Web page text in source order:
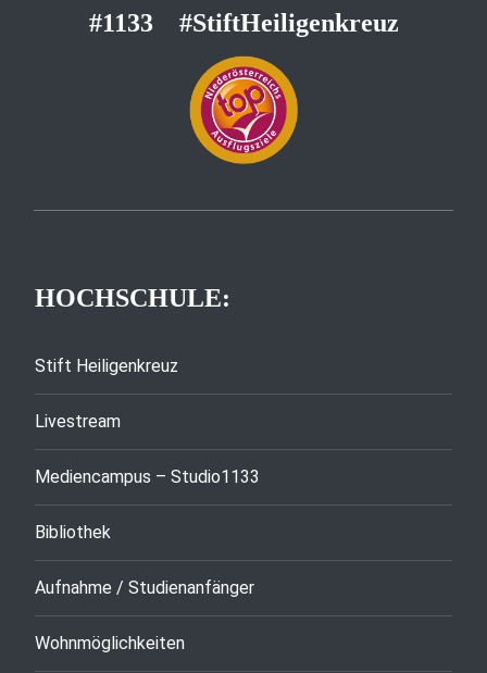
#1133 #StiftHeiligenkreuz
HOCHSCHULE:
Stift Heiligenkreuz
Livestream
Mediencampus – Studio1133
Bibliothek
Aufnahme / Studienanfänger
Wohnmöglichkeiten